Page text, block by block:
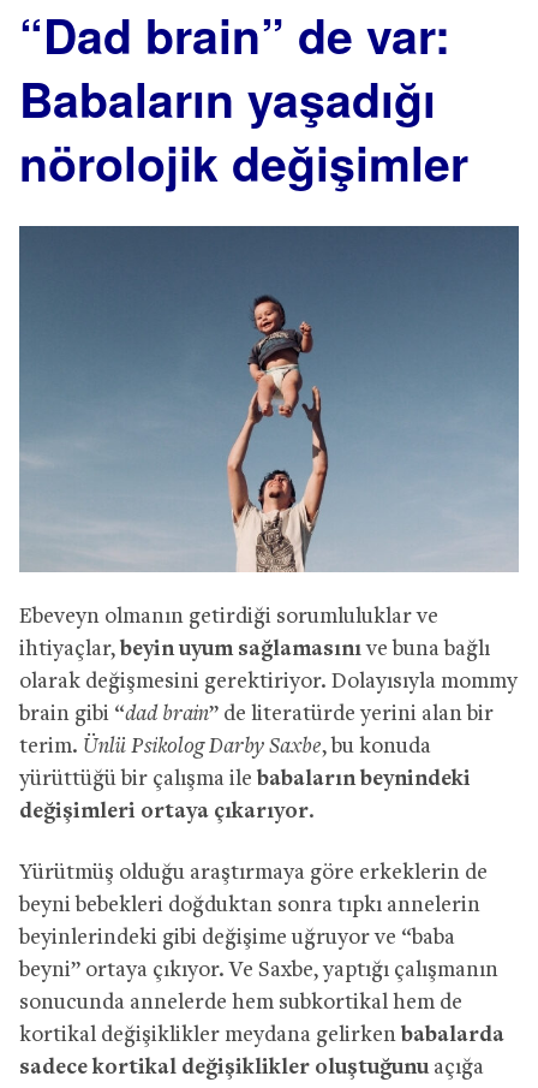
“Dad brain” de var:
Babaların yaşadığı
nörolojik değişimler
Ebeveyn olmanın getirdiği sorumluluklar ve
ihtiyaçlar, beyin uyum sağlamasınıve buna bağlı
olarak değişmesini gerektiriyor. Dolayısıyla mommy
brain gibi “dad brain” de literatürde yerini alan bir
terim. Ünlü Psikolog Darby Saxbe, bu konuda
yürüttüğü bir çalışma ile babaların beynindeki
değişimleri ortaya çıkarıyor.
Yürütmüş olduğu araştırmaya göre erkeklerin de
beyni bebekleri doğduktan sonra tıpkı annelerin
beyinlerindeki gibi değişime uğruyor ve “baba
beyni” ortaya çıkıyor. Ve Saxbe, yaptığı çalışmanın
sonucunda annelerde hem subkortikal hem de
kortikal değişiklikler meydana gelirken babalarda
sadece kortikal değişiklikler oluştuğunuaçığa